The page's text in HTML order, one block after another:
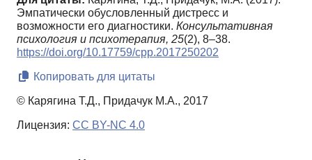
Эмпатически обусловленный дистресс и
возможности его диагностики. Консультативная
психология и психотерапия, 25(2), 8–38.
https://doi.org/10.17759/cpp.2017250202
Копировать для цитаты
© Карягина Т.Д., Придачук М.А., 2017
Лицензия: CC BY-NC 4.0